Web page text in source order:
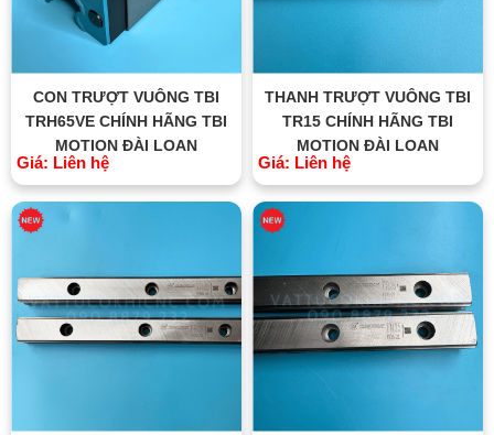
CON TRƯỢT VUÔNG TBI
TRH65VE CHÍNH HÃNG TBI
MOTION ĐÀI LOAN
Giá: Liên hệ
THANH TRƯỢT VUÔNG TBI
TR15 CHÍNH HÃNG TBI
MOTION ĐÀI LOAN
Giá: Liên hệ